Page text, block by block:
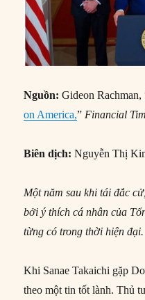
Nguồn:Gideon Rachman,
on America,” Financial
Biên dịch:Nguyễn Thị
Một năm sau khi tái đắc
bởi ý thích cá nhân của
từng có trong thời hiện đại.
Khi Sanae Takaichi gặp
theo một tin tốt lành. Thủ